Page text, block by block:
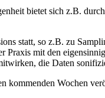
bietet sich z.B.
statt, so z.B. zu
Praxis mit den
die Daten
kommenden Wochen